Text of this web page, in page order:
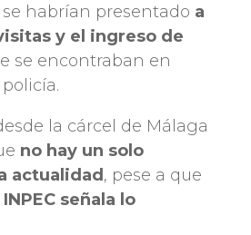
habrían presentado a
y el ingreso de
se encontraban en
la cárcel de Málaga
no hay un solo
actualidad, pese a que
INPEC señala lo